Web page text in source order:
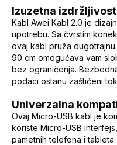
Izuzetna
Kabl Awei Kabl 2.0 je
upotrebu. Sa čvrstim
ovaj kabl pruža
90 cm omogućava vam
bez ograničenja.
podaci ostanu zaštićeni
Univerzalna
Ovaj Micro-USB kabl je
koriste Micro-USB
pametnih telefona i